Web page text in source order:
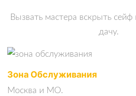
Вызвать мастера вскрыть
дачу.
Зона Обслуживания
Москва и МО.